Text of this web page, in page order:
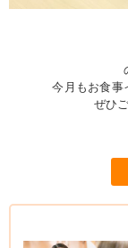
今月もお食事
ぜひ